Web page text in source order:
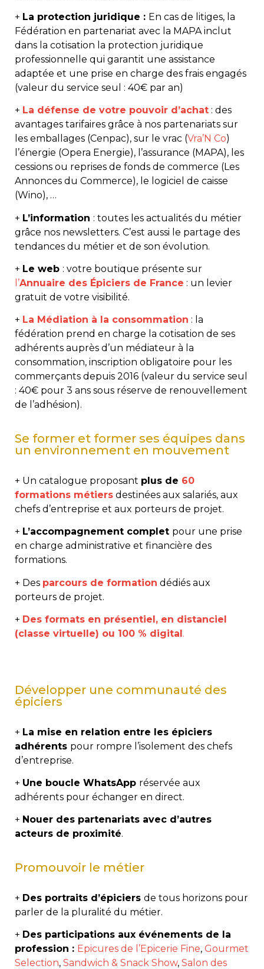
+ La protection juridique : En cas de litiges, la
Fédération en partenariat avec la MAPA inclut
dans la cotisation la protection juridique
professionnelle qui garantit une assistance
adaptée et une prise en charge des frais engagés
(valeur du service seul : 40€ par an)
+ La défense de votre pouvoir d’achat : des
avantages tarifaires grâce à nos partenariats sur
les emballages (Cenpac), sur le vrac (Vra’N Co)
l’énergie (Opera Energie), l’assurance (MAPA), les
cessions ou reprises de fonds de commerce (Les
Annonces du Commerce), le logiciel de caisse
(Wino), …
+ L’information : toutes les actualités du métier
grâce nos newsletters. C’est aussi le partage des
tendances du métier et de son évolution.
+ Le web : votre boutique présente sur
l’Annuaire des Épiciers de France : un levier
gratuit de votre visibilité.
+ La Médiation à la consommation : la
fédération prend en charge la cotisation de ses
adhérents auprès d’un médiateur à la
consommation, inscription obligatoire pour les
commerçants depuis 2016 (valeur du service seul
: 40€ pour 3 ans sous réserve de renouvellement
de l’adhésion).
Se former et former ses équipes dans
un environnement en mouvement
+ Un catalogue proposant plus de 60
formations métiers destinées aux salariés, aux
chefs d’entreprise et aux porteurs de projet.
+ L’accompagnement complet pour une prise
en charge administrative et financière des
formations.
+ Des parcours de formation dédiés aux
porteurs de projet.
+ Des formats en présentiel, en distanciel
(classe virtuelle) ou 100 % digital.
Développer une communauté des
épiciers
+ La mise en relation entre les épiciers
adhérents pour rompre l’isolement des chefs
d’entreprise.
+ Une boucle WhatsApp réservée aux
adhérents pour échanger en direct.
+ Nouer des partenariats avec d’autres
acteurs de proximité.
Promouvoir le métier
+ Des portraits d’épiciers de tous horizons pour
parler de la pluralité du métier.
+ Des participations aux événements de la
profession : Epicures de l’Epicerie Fine, Gourmet
Selection, Sandwich & Snack Show, Salon des